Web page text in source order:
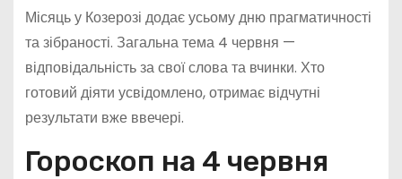
Місяць у Козерозі додає усьому дню прагматичності
та зібраності. Загальна тема 4 червня —
відповідальність за свої слова та вчинки. Хто
готовий діяти усвідомлено, отримає відчутні
результати вже ввечері.
Гороскоп на 4 червня